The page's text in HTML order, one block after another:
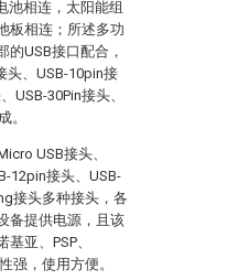
池相连，太阳能组
板相连；所述多功
USB接口配合，
头、USB-10pin接
USB-30Pin接头、
。
USB接头、
12pin接头、USB-
接头多种接头，各
备提供电源，且该
亚、PSP、
强，使用方便。